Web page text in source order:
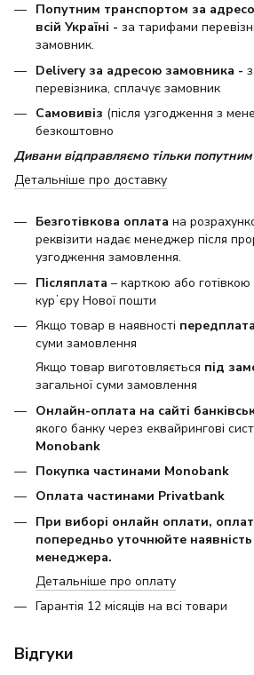
Попутним транспортом за
всій Україні - за тарифами
замовник.
Delivery за адресою замовника -
перевізника, сплачує замовник
Самовивіз (після узгодження з
безкоштовно
Дивани відправляємо тільки
Детальніше про доставку
Безготівкова оплата на
реквізити надає менеджер після
узгодження замовлення.
Післяплата – карткою або готівкою
курʼєру Нової пошти
Якщо товар в наявності
суми замовлення
Якщо товар виготовляється під
загальної суми замовлення
Онлайн-оплата на сайті
якого банку через еквайрингові
Monobank
Покупка частинами Monobank
Оплата частинами Privatbank
При виборі онлайн оплати,
попередньо уточнюйте
менеджера.
Детальніше про оплату
Гарантія 12 місяців на всі товари
Відгуки